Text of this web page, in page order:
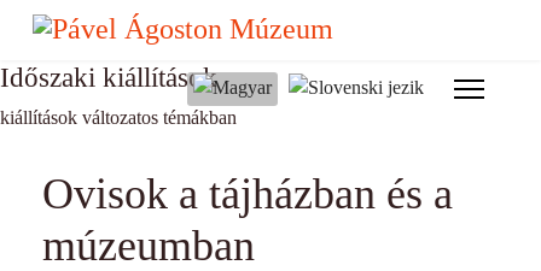
Válasszon nyelvet
Időszaki kiállítások
kiállítások változatos témákban
Ovisok a tájházban és a
múzeumban
hónap